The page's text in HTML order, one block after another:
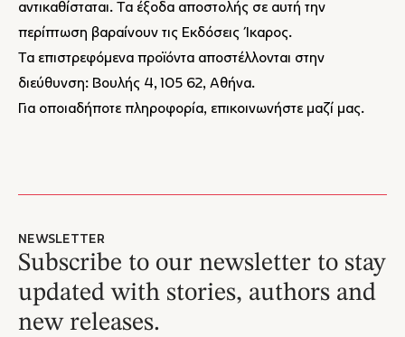
αντικαθίσταται. Τα έξοδα αποστολής σε αυτή την
περίπτωση βαραίνουν τις Εκδόσεις Ίκαρος.
Τα επιστρεφόμενα προϊόντα αποστέλλονται στην
διεύθυνση: Βουλής 4, 105 62, Αθήνα.
Για οποιαδήποτε πληροφορία, επικοινωνήστε μαζί μας.
NEWSLETTER
Subscribe to our newsletter to stay
updated with stories, authors and
new releases.